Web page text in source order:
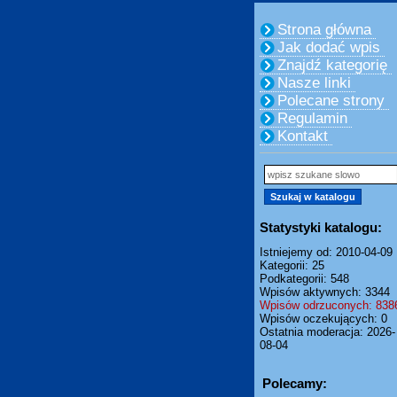
Strona główna
Jak dodać wpis
Znajdź kategorię
Nasze linki
Polecane strony
Regulamin
Kontakt
Statystyki katalogu:
Istniejemy od: 2010-04-09
Kategorii: 25
Podkategorii: 548
Wpisów aktywnych: 3344
Wpisów odrzuconych:
Wpisów oczekujących: 0
Ostatnia moderacja: 2026-
08-04
Polecamy: